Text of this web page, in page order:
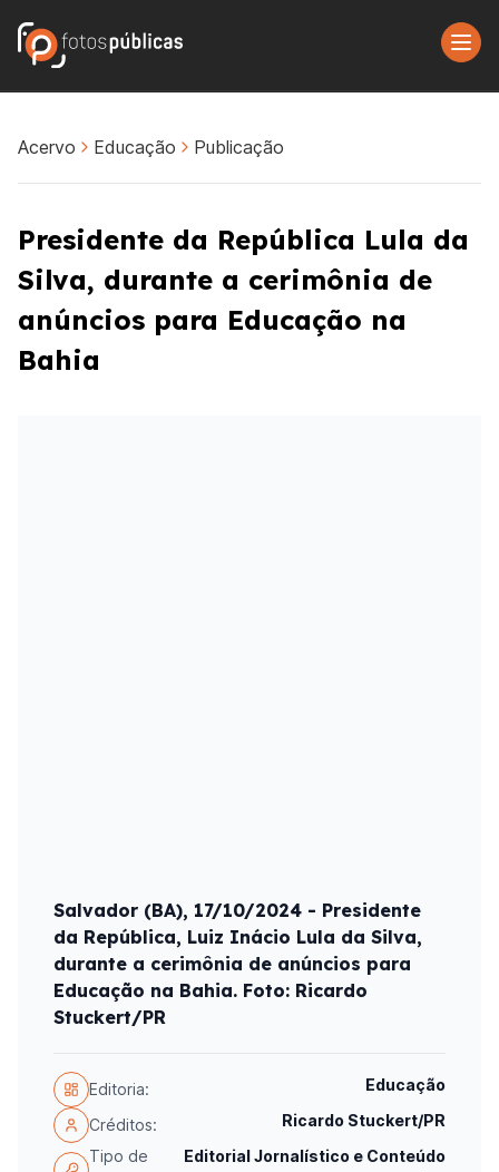
Acervo Educação Publicação
Presidente da República Lula da
Silva, durante a cerimônia de
anúncios para Educação na
Bahia
Salvador (BA), 17/10/2024 - Presidente
da República, Luiz Inácio Lula da Silva,
durante a cerimônia de anúncios para
Educação na Bahia. Foto: Ricardo
Stuckert/PR
Editoria: Educação
Créditos:
Ricardo Stuckert/PR
Tipo de
Editorial Jornalístico e Conteúdo